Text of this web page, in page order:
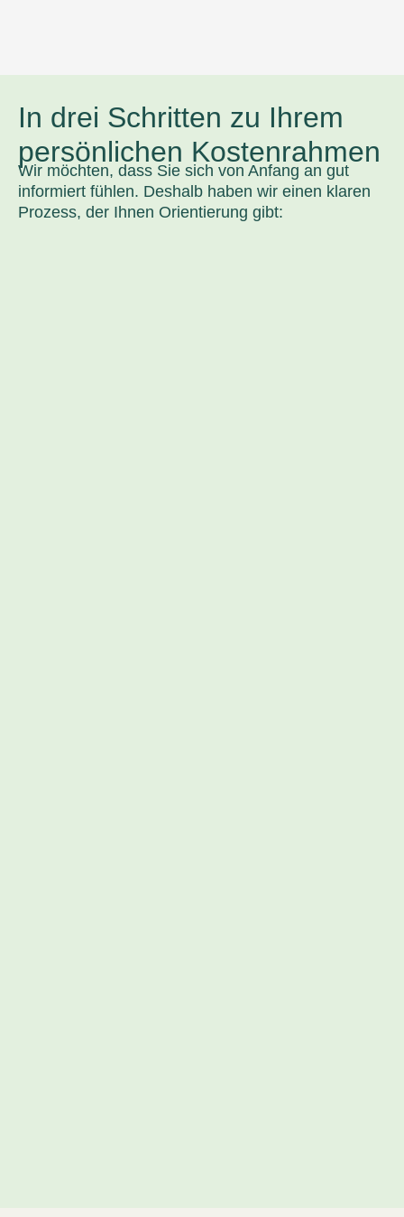
In drei Schritten zu Ihrem
persönlichen Kostenrahmen
Wir möchten, dass Sie sich von Anfang an gut
informiert fühlen. Deshalb haben wir einen klaren
Prozess, der Ihnen Orientierung gibt: